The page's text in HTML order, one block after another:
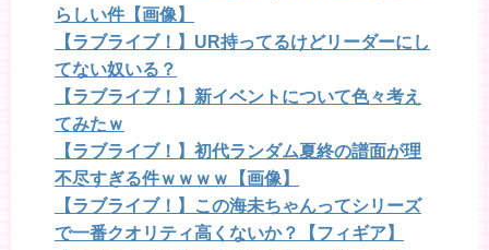
らしい件【画像】
【ラブライブ！】UR持ってるけどリーダーにし
てない奴いる？
【ラブライブ！】新イベントについて色々考え
てみたｗ
【ラブライブ！】初代ランダム夏終の譜面が理
不尽すぎる件ｗｗｗｗ【画像】
【ラブライブ！】この海未ちゃんってシリーズ
で一番クオリティ高くないか？【フィギア】